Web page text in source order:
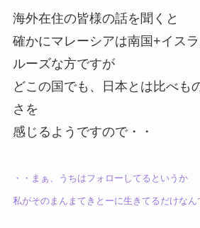
海外在住の皆様の話を聞くと
確かにマレーシアは南国+イス
ルーズな方ですが
どこの国でも、日本とは比べも
さを
感じるようですので・・
・・まぁ、うちはフォローしてるというか
私がそのまんまてきとーに生きてるだけなん